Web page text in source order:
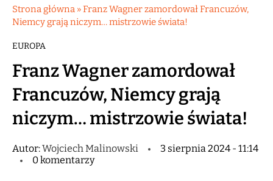
Strona główna »Franz Wagner zamordował Francuzów,
Niemcy grają niczym… mistrzowie świata!
EUROPA
Franz Wagner zamordował
Francuzów, Niemcy grają
niczym… mistrzowie świata!
Autor:Wojciech Malinowski
3 sierpnia 2024 - 11:14
0 komentarzy